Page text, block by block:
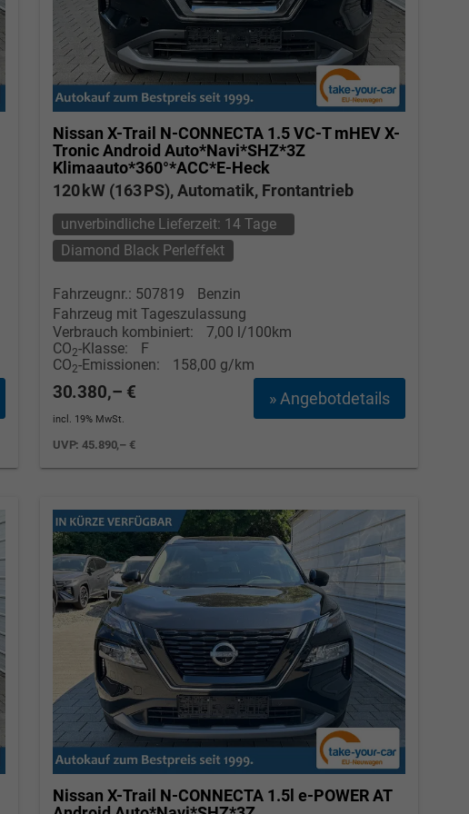
Nissan X-Trail N-CONNECTA 1.5 VC-T mHEV X-
Tronic Android Auto*Navi*SHZ*3Z
Klimaauto*360°*ACC*E-Heck
120 kW (163 PS), Automatik, Frontantrieb
unverbindliche Lieferzeit: 14 Tage
Diamond Black Perleffekt
Fahrzeugnr.: 507819
Benzin
Fahrzeug mit Tageszulassung
Verbrauch kombiniert:
7,00 l/100km
CO2-Klasse:
F
CO2-Emissionen: 158,00 g/km
» Angebotdetails
30.380,– €
incl. 19% MwSt.
UVP:45.890,– €
Nissan X-Trail N-CONNECTA 1.5l e-POWER AT